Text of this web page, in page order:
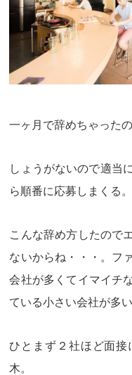
一ヶ月で辞めちゃった
しょうがないので適当に
ら順番に応募しまくる。
こんな辞め方したので
ないからね・・・。フ
会社が多くてイマイチ
ている小さい会社が多
ひとまず２社ほど面
木。